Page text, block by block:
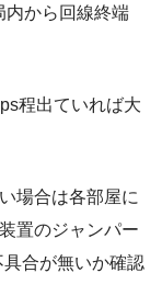
内から回線終端
程出ていれば大
場合は各部屋に
置のジャンパー
合が無いか確認